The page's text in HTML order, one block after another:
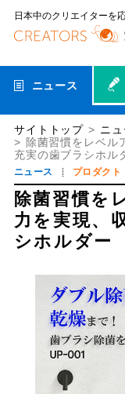
日本中のクリエイターを
ニュース
サイトトップ
ニ
除菌習慣をレベル
充実の歯ブラシホル
ニュース プロダクト
除菌習慣を
力を実現、
シホルダー